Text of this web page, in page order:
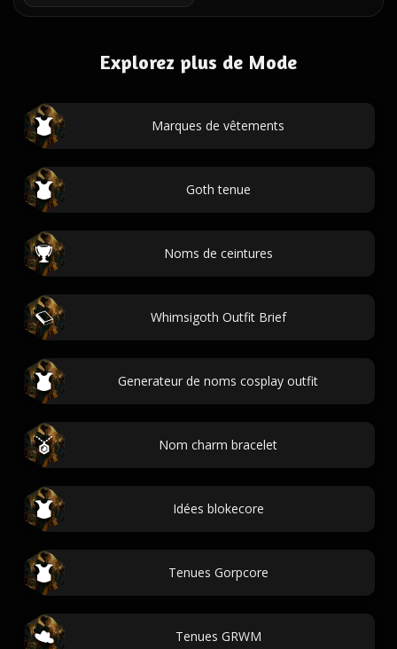
Explorez plus de Mode
Marques de vêtements
Goth tenue
Noms de ceintures
Whimsigoth Outfit Brief
Generateur de noms cosplay outfit
Nom charm bracelet
Idées blokecore
Tenues Gorpcore
Tenues GRWM